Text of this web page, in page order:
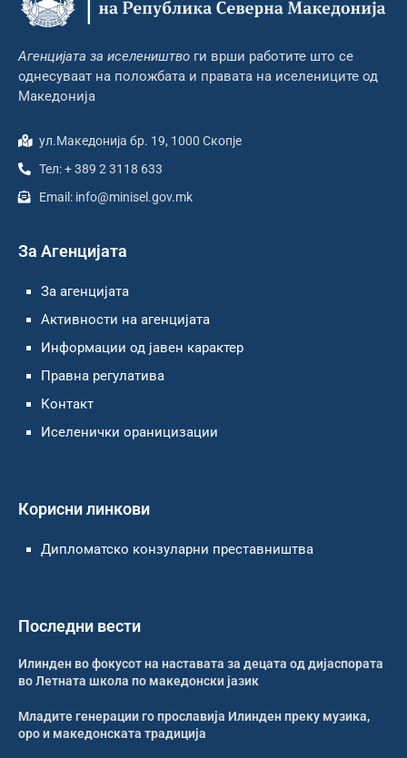
Агенцијата за иселеништво ги врши работите што се
однесуваат на положбата и правата на иселениците од
Македонија
ул.Македонија бр. 19, 1000 Скопје
Тел: + 389 2 3118 633
Email: info@minisel.gov.mk
За Агенцијата
За агенцијата
Активности на агенцијата
Информации од јавен карактер
Правна регулатива
Контакт
Иселенички ораницизации
Корисни линкови
Дипломатско конзуларни преставништва
Последни вести
Илинден во фокусот на наставата за децата од дијаспората
во Летната школа по македонски јазик
Младите генерации го прославија Илинден преку музика,
оро и македонската традиција